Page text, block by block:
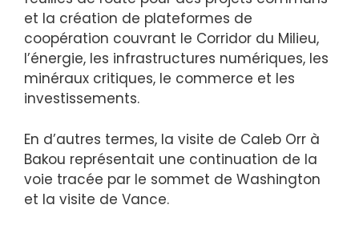
et la création de plateformes de
coopération couvrant le Corridor du Milieu,
l’énergie, les infrastructures numériques, les
minéraux critiques, le commerce et les
investissements.
En d’autres termes, la visite de Caleb Orr à
Bakou représentait une continuation de la
voie tracée par le sommet de Washington
et la visite de Vance.